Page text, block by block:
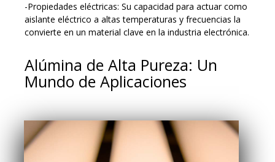
-Propiedades eléctricas: Su capacidad para actuar como
aislante eléctrico a altas temperaturas y frecuencias la
convierte en un material clave en la industria electrónica.
Alúmina de Alta Pureza: Un
Mundo de Aplicaciones